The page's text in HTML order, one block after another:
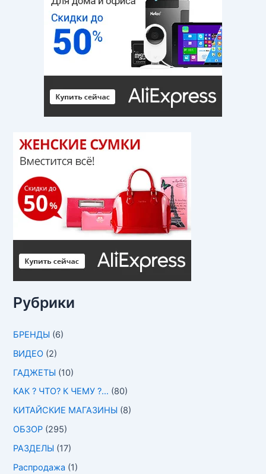
Рубрики
БРЕНДЫ (6)
ВИДЕО (2)
ГАДЖЕТЫ (10)
КАК ? ЧТО? К ЧЕМУ ?… (80)
КИТАЙСКИЕ МАГАЗИНЫ (8)
ОБЗОР (295)
РАЗДЕЛЫ (17)
Распродажа (1)